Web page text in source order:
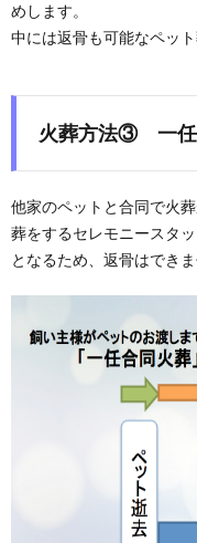
めします。
中には返骨も可能なペッ
火葬方法③ 一
他家のペットと合同で火
葬をするセレモニースタ
となるため、返骨はできま